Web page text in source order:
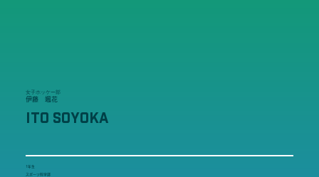
女子ホッケー部
伊藤 颯花
ITO SOYOKA
1年生
スポーツ科学部